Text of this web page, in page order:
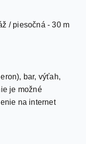
bar, výťah,
je možné